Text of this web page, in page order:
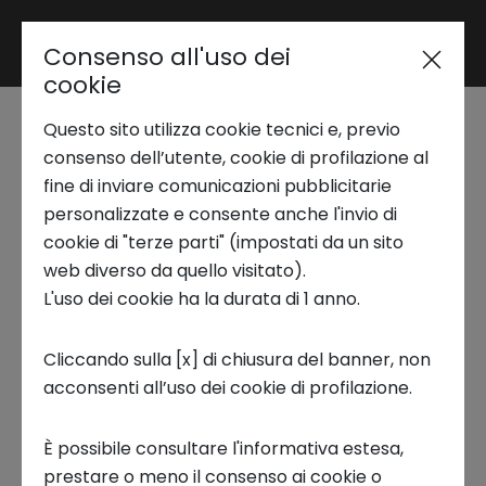
Area riservata
Trend Analysis
Applied Research
Startup Development
Business Transformation
Ecosystem enabling
Intesa Sanpaolo Innovation
Center
Frontiera dell'innovazione
Chi siamo
Intesa Sanpaolo Innovation Center è la
società del Gruppo Intesa Sanpaolo dedicata
all’innovazione di frontiera. Esplora scenari e
Consenso all'uso dei
cookie
Questo sito utilizza cookie tecnici e, previo
consenso dell’utente, cookie di profilazione al
fine di inviare comunicazioni pubblicitarie
personalizzate e consente anche l'invio di
cookie di "terze parti" (impostati da un sito
web diverso da quello visitato).
L'uso dei cookie ha la durata di 1 anno.
Cliccando sulla [x] di chiusura del banner, non
acconsenti all’uso dei cookie di profilazione.
È possibile consultare l'informativa estesa,
prestare o meno il consenso ai cookie o